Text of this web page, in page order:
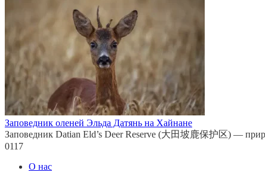
Заповедник оленей Эльда Датянь на Хайнане
Заповедник Datian Eld’s Deer Reserve (大田坡鹿保护区) —
0117
О нас